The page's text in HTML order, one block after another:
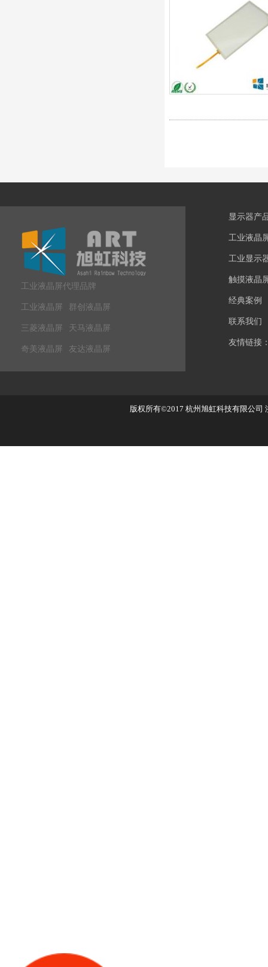
工业液晶屏代理品牌
工业液晶屏 群创液晶屏
三菱液晶屏 天马液晶屏
奇美液晶屏 友达液晶屏
显示器产
工业液晶
工业显示
触摸液晶
经典案例
联系我们
友情链接
版权所有©2017 杭州旭虹科技有限公司